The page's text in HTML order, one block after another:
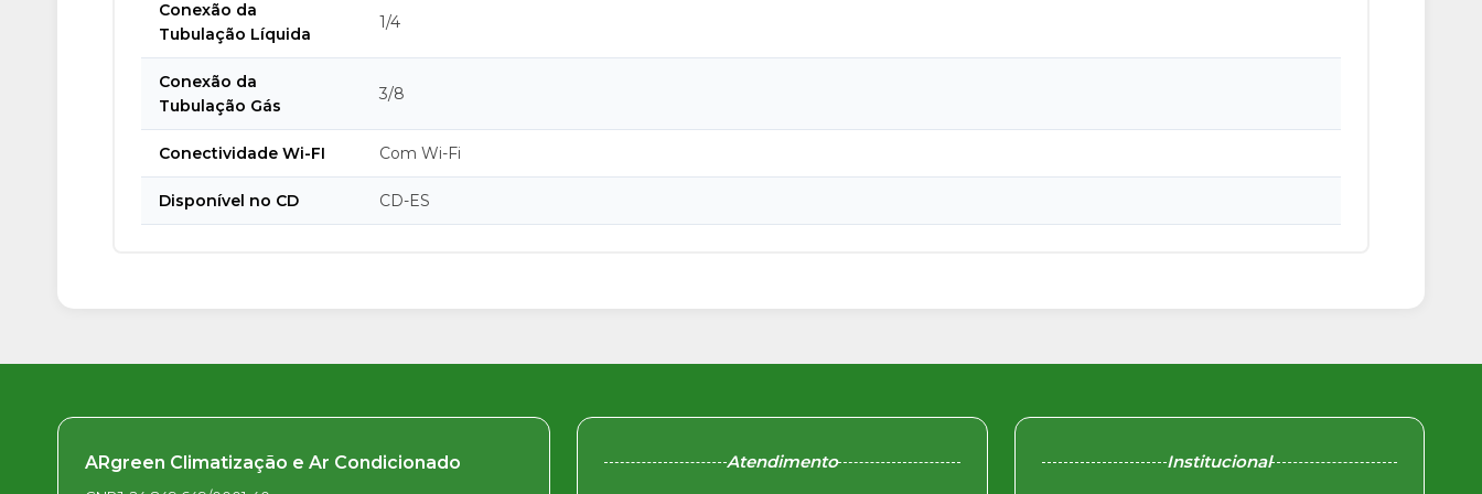
Conexão da
Tubulação Líquida
1/4
Conexão da
Tubulação Gás
3/8
Conectividade Wi-FI Com Wi-Fi
Disponível no CD CD-ES
ARgreen Climatização e Ar Condicionado Atendimento Institucional